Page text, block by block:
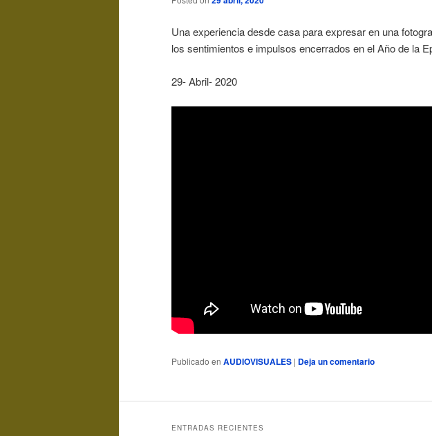
Una experiencia desde casa para expresar en una
los sentimientos e impulsos encerrados en el Año de la
29- Abril- 2020
Publicado en AUDIOVISUALES | Deja un comentario
ENTRADAS RECIENTES